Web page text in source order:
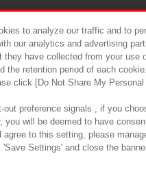
食品のご提供について
to analyze our traffic and to
our analytics and advertising
they have collected from your
the retention period of each
click [Do Not Share My
preference signals , if you
will be deemed to have
to this setting, please
Settings' and close the